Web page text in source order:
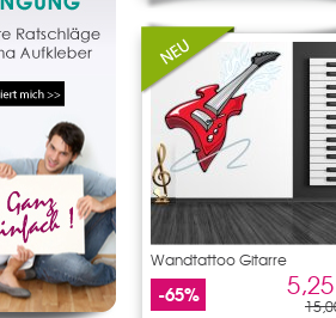
Wandtattoo Gitarre
-65%